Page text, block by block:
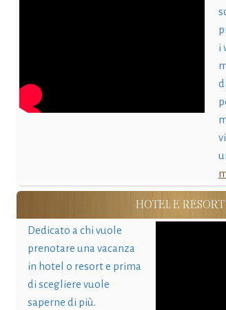
i
HOTEL E RESORT
Dedicato a chi vuole
prenotare una vacanza
in hotel o resort e prima
di scegliere vuole
saperne di più.